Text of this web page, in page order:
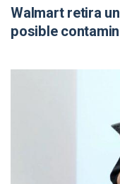
Walmart retira
posible